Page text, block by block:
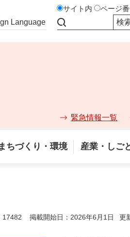
Language
サイト内 ページ
緊急情報一覧
ちづくり・環境 産業・しご
17482 掲載開始日：2026年6月1日 更